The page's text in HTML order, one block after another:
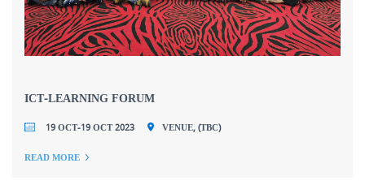
ICT-LEARNING FORUM
19 OCT-19 OCT 2023
VENUE, (TBC)
READ MORE